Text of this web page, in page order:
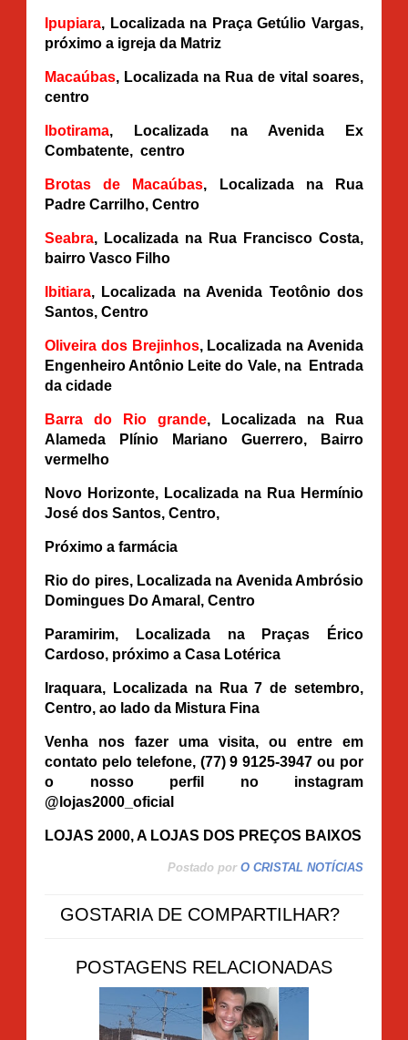
Ipupiara, Localizada na Praça Getúlio Vargas,
próximo a igreja da Matriz
Macaúbas, Localizada na Rua de vital soares,
centro
Ibotirama, Localizada na Avenida Ex
Combatente, centro
Brotas de Macaúbas, Localizada na Rua
Padre Carrilho, Centro
Seabra, Localizada na Rua Francisco Costa,
bairro Vasco Filho
Ibitiara, Localizada na Avenida Teotônio dos
Santos, Centro
Oliveira dos Brejinhos, Localizada na Avenida
Engenheiro Antônio Leite do Vale, na Entrada
da cidade
Barra do Rio grande, Localizada na Rua
Alameda Plínio Mariano Guerrero, Bairro
vermelho
Novo Horizonte, Localizada na Rua Hermínio
José dos Santos, Centro,
Próximo a farmácia
Rio do pires, Localizada na Avenida Ambrósio
Domingues Do Amaral, Centro
Paramirim, Localizada na Praças Érico
Cardoso, próximo a Casa Lotérica
Iraquara, Localizada na Rua 7 de setembro,
Centro, ao lado da Mistura Fina
Venha nos fazer uma visita, ou entre em
contato pelo telefone, (77) 9 9125-3947 ou por
o nosso perfil no instagram
@lojas2000_oficial
LOJAS 2000, A LOJAS DOS PREÇOS BAIXOS
Postado por O CRISTAL NOTÍCIAS
GOSTARIA DE COMPARTILHAR?
POSTAGENS RELACIONADAS